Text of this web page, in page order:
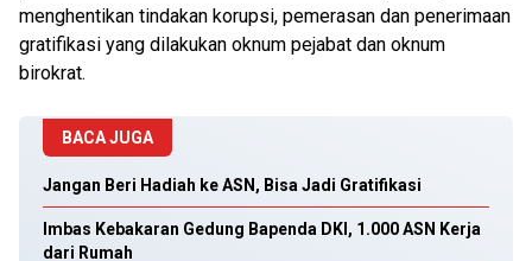
menghentikan tindakan korupsi, pemerasan dan penerimaan
gratifikasi yang dilakukan oknum pejabat dan oknum
birokrat.
BACA JUGA
Jangan Beri Hadiah ke ASN, Bisa Jadi Gratifikasi
Imbas Kebakaran Gedung Bapenda DKI, 1.000 ASN Kerja
dari Rumah